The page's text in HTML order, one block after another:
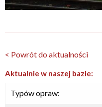
< Powrót do aktualności
Aktualnie w naszej bazie:
Typów opraw: